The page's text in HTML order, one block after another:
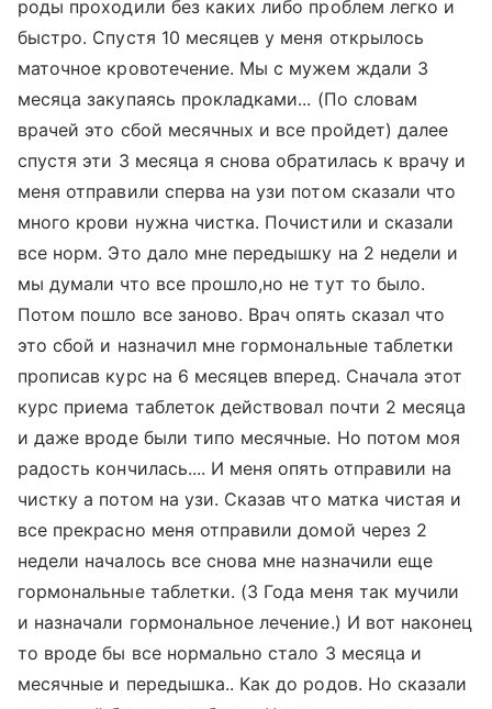
роды проходили без каких либо проблем легко и
быстро. Спустя 10 месяцев у меня открылось
маточное кровотечение. Мы с мужем ждали 3
месяца закупаясь прокладками... (По словам
врачей это сбой месячных и все пройдет) далее
спустя эти 3 месяца я снова обратилась к врачу и
меня отправили сперва на узи потом сказали что
много крови нужна чистка. Почистили и сказали
все норм. Это дало мне передышку на 2 недели и
мы думали что все прошло,но не тут то было.
Потом пошло все заново. Врач опять сказал что
это сбой и назначил мне гормональные таблетки
прописав курс на 6 месяцев вперед. Сначала этот
курс приема таблеток действовал почти 2 месяца
и даже вроде были типо месячные. Но потом моя
радость кончилась.... И меня опять отправили на
чистку а потом на узи. Сказав что матка чистая и
все прекрасно меня отправили домой через 2
недели началось все снова мне назначили еще
гормональные таблетки. (3 Года меня так мучили
и назначали гормональное лечение.) И вот наконец
то вроде бы все нормально стало 3 месяца и
месячные и передышка.. Как до родов. Но сказали